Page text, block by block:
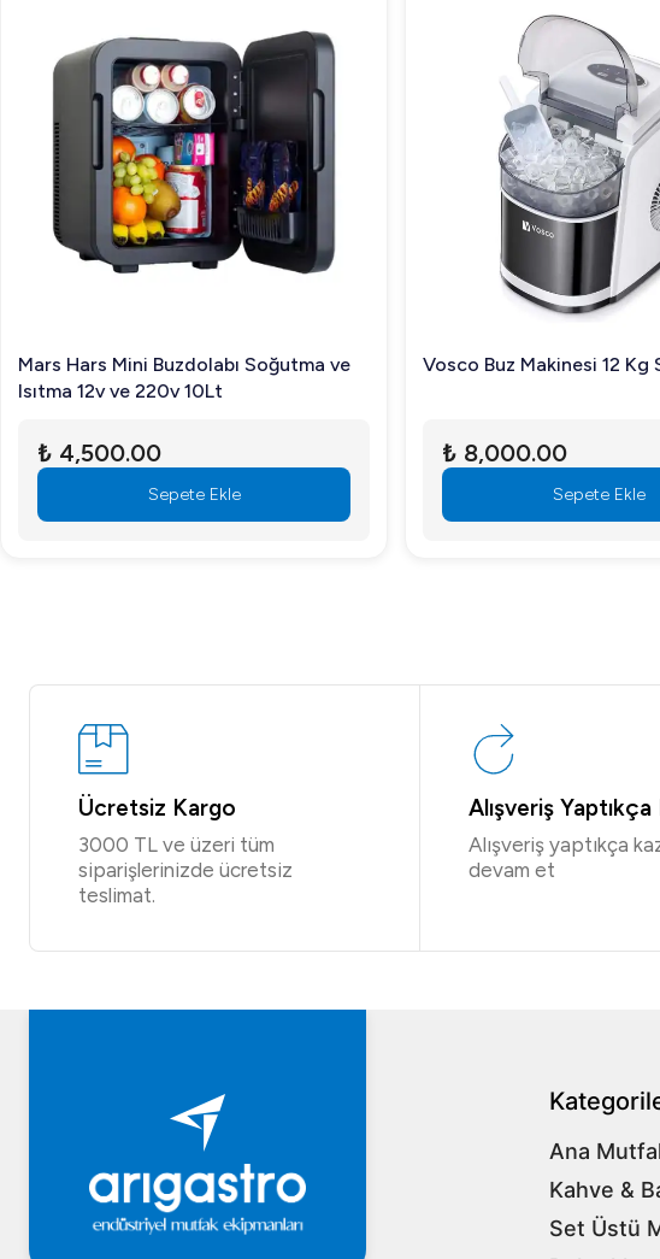
Mars Hars Mini Buzdolabı Soğutma ve
Isıtma 12v ve 220v 10Lt
₺ 4,500.00
Sepete Ekle
Vosco Buz Makinesi 12 Kg
₺ 8,000.00
Sepete Ekle
Ücretsiz Kargo
3000 TL ve üzeri tüm
siparişlerinizde ücretsiz
teslimat.
Alışveriş Yaptıkça
Alışveriş yaptıkça
devam et
Ana
Kahve &
Set Üstü